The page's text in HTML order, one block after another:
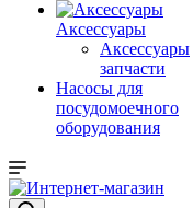
Аксессуары
Аксессуары
запчасти
Насосы для
посудомоечного
оборудования